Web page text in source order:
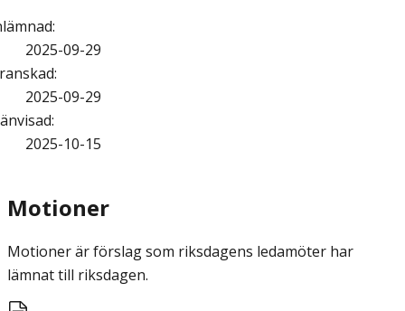
:
2025-09-29
:
2025-09-29
:
2025-10-15
Motioner
Motioner är förslag som riksdagens ledamöter har
lämnat till riksdagen.